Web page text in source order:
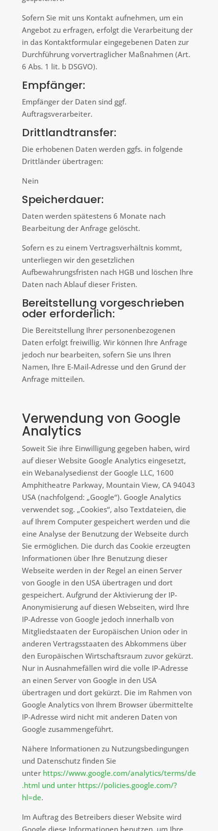
Sofern Sie mit uns Kontakt aufnehmen, um ein
Angebot zu erfragen, erfolgt die Verarbeitung der
in das Kontaktformular eingegebenen Daten zur
Durchführung vorvertraglicher Maßnahmen (Art.
6 Abs. 1 lit. b DSGVO).
Empfänger:
Empfänger der Daten sind ggf.
Auftragsverarbeiter.
Drittlandtransfer:
Die erhobenen Daten werden ggfs. in folgende
Drittländer übertragen:
Nein
Speicherdauer:
Daten werden spätestens 6 Monate nach
Bearbeitung der Anfrage gelöscht.
Sofern es zu einem Vertragsverhältnis kommt,
unterliegen wir den gesetzlichen
Aufbewahrungsfristen nach HGB und löschen Ihre
Daten nach Ablauf dieser Fristen.
Bereitstellung vorgeschrieben
oder erforderlich:
Die Bereitstellung Ihrer personenbezogenen
Daten erfolgt freiwillig. Wir können Ihre Anfrage
jedoch nur bearbeiten, sofern Sie uns Ihren
Namen, Ihre E-Mail-Adresse und den Grund der
Anfrage mitteilen.
Verwendung von Google
Analytics
Soweit Sie ihre Einwilligung gegeben haben, wird
auf dieser Website Google Analytics eingesetzt,
ein Webanalysedienst der Google LLC, 1600
Amphitheatre Parkway, Mountain View, CA 94043
USA (nachfolgend: „Google“). Google Analytics
verwendet sog. „Cookies“, also Textdateien, die
auf Ihrem Computer gespeichert werden und die
eine Analyse der Benutzung der Webseite durch
Sie ermöglichen. Die durch das Cookie erzeugten
Informationen über Ihre Benutzung dieser
Webseite werden in der Regel an einen Server
von Google in den USA übertragen und dort
gespeichert. Aufgrund der Aktivierung der IP-
Anonymisierung auf diesen Webseiten, wird Ihre
IP-Adresse von Google jedoch innerhalb von
Mitgliedstaaten der Europäischen Union oder in
anderen Vertragsstaaten des Abkommens über
den Europäischen Wirtschaftsraum zuvor gekürzt.
Nur in Ausnahmefällen wird die volle IP-Adresse
an einen Server von Google in den USA
übertragen und dort gekürzt. Die im Rahmen von
Google Analytics von Ihrem Browser übermittelte
IP-Adresse wird nicht mit anderen Daten von
Google zusammengeführt.
Nähere Informationen zu Nutzungsbedingungen
und Datenschutz finden Sie
unter https://www.google.com/analytics/terms/de
.html und unter https://policies.google.com/?
hl=de.
Im Auftrag des Betreibers dieser Website wird
Google diese Informationen benutzen, um Ihre